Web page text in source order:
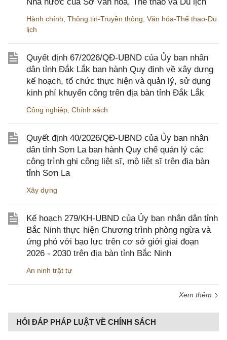
Hành chính Thông tin-Truyền thông Văn hóa-Thể thao-Du
lịch
Quyết định 67/2026/QĐ-UBND của Ủy ban nhân
dân tỉnh Đắk Lắk ban hành Quy định về xây dựng
kế hoạch, tổ chức thực hiện và quản lý, sử dụng
kinh phí khuyến công trên địa bàn tỉnh Đắk Lắk
Công nghiệp Chính sách
Quyết định 40/2026/QĐ-UBND của Ủy ban nhân
dân tỉnh Sơn La ban hành Quy chế quản lý các
công trình ghi công liệt sĩ, mộ liệt sĩ trên địa bàn
tỉnh Sơn La
Xây dựng
Kế hoạch 279/KH-UBND của Ủy ban nhân dân tỉnh
Bắc Ninh thực hiện Chương trình phòng ngừa và
ứng phó với bạo lực trên cơ sở giới giai đoạn
2026 - 2030 trên địa bàn tỉnh Bắc Ninh
An ninh trật tự
Xem thêm
HỎI ĐÁP PHÁP LUẬT VỀ CHÍNH SÁCH